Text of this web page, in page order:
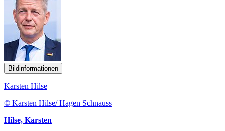
Bildinformationen
Karsten Hilse
© Karsten Hilse/ Hagen Schnauss
Hilse, Karsten